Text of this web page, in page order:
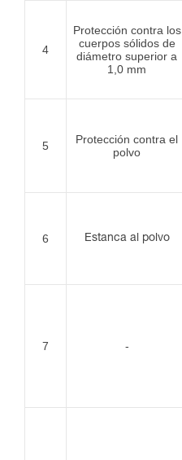
4
Protección contra los
cuerpos sólidos de
diámetro superior a
1,0 mm
5
Protección contra el
polvo
6 Estanca al polvo
7 -